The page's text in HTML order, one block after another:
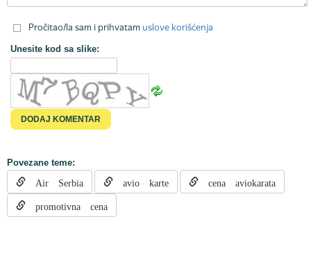
Pročitao/la sam i prihvatam uslove korišćenja
Unesite kod sa slike:
Povezane teme:
Air Serbia avio karte cena aviokarata
promotivna cena